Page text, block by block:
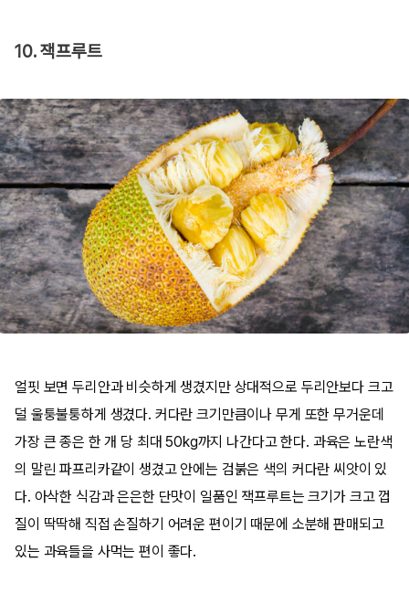
10. 잭프루트
얼핏 보면 두리안과 비슷하게 생겼지만 상대적으로 두리안보다 크고
덜 울퉁불퉁하게 생겼다. 커다란 크기만큼이나 무게 또한 무거운데
가장 큰 종은 한 개 당 최대 50kg까지 나간다고 한다. 과육은 노란색
의 말린 파프리카같이 생겼고 안에는 검붉은 색의 커다란 씨앗이 있
다. 아삭한 식감과 은은한 단맛이 일품인 잭프루트는 크기가 크고 껍
질이 딱딱해 직접 손질하기 어려운 편이기 때문에 소분해 판매되고
있는 과육들을 사먹는 편이 좋다.